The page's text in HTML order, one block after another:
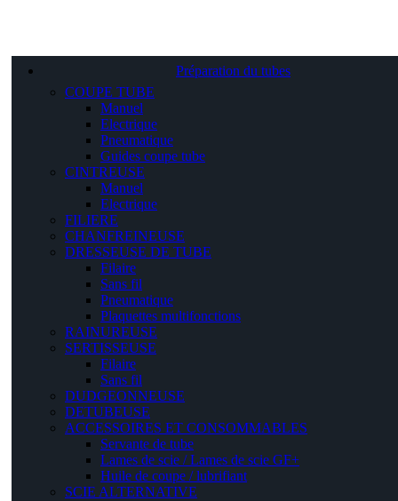
Préparation du tubes
COUPE TUBE
Manuel
Electrique
Pneumatique
Guides coupe tube
CINTREUSE
Manuel
Electrique
FILIERE
CHANFREINEUSE
DRESSEUSE DE TUBE
Filaire
Sans fil
Pneumatique
Plaquettes multifonctions
RAINUREUSE
SERTISSEUSE
Filaire
Sans fil
DUDGEONNEUSE
DETUBEUSE
ACCESSOIRES ET CONSOMMABLES
Servante de tube
Lames de scie / Lames de scie GF+
Huile de coupe / lubrifiant
SCIE ALTERNATIVE